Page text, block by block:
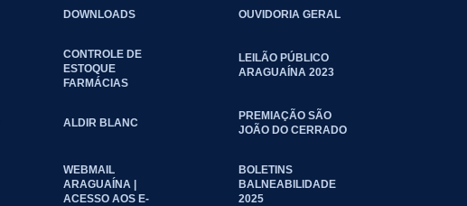
DOWNLOADS OUVIDORIA GERAL
CONTROLE DE
ESTOQUE
FARMÁCIAS
LEILÃO PÚBLICO
ARAGUAÍNA 2023
ALDIR BLANC
PREMIAÇÃO SÃO
JOÃO DO CERRADO
WEBMAIL
ARAGUAÍNA |
ACESSO AOS E-
BOLETINS
BALNEABILIDADE
2025